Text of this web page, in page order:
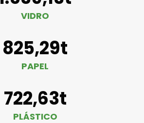
VIDRO
825,29t
PAPEL
722,63t
PLÁSTICO